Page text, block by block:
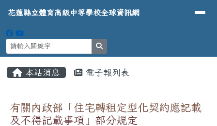
花蓮縣立體育高級中等學校全球資
導覽列
花蓮縣立體育高級中等學校全球資訊網
本站消息 電子報列表
有關內政部「住宅轉租定型化契約應記載
及不得記載事項」部分規定